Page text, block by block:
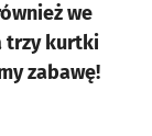
we
trzy kurtki
zabawę!